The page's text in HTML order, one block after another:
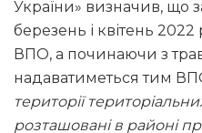
України» визначив, що
березень і квітень 2022
ВПО, а починаючи з
надаватиметься тим
території
розташовані в районі